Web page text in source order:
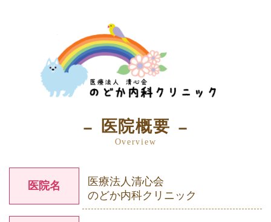
医院概要
Overview
医院名
医療法人清心会
のどか内科クリニック